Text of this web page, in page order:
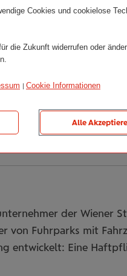
der Wiener
Fuhrparks mit
entwickelt: Eine
Cookies und cookielose
die Zukunft widerrufen oder
| Cookie Informationen
Alle